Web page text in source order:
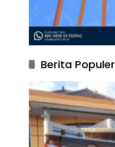
Berita Populer